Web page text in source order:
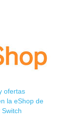
ofertas
la eShop de
Switch